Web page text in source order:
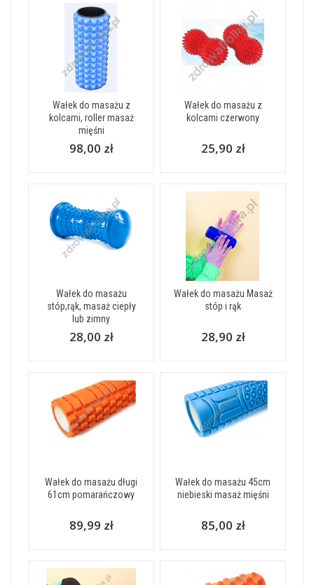
Wałek do masażu z
kolcami, roller masaż
mięśni
98,00 zł
Wałek do masażu z
kolcami czerwony
25,90 zł
Wałek do masażu
stóp,rąk, masaż ciepły
lub zimny
28,00 zł
Wałek do masażu Masaż
stóp i rąk
28,90 zł
Wałek do masażu długi
61cm pomarańczowy
89,99 zł
Wałek do masażu 45cm
niebieski masaż mięśni
85,00 zł